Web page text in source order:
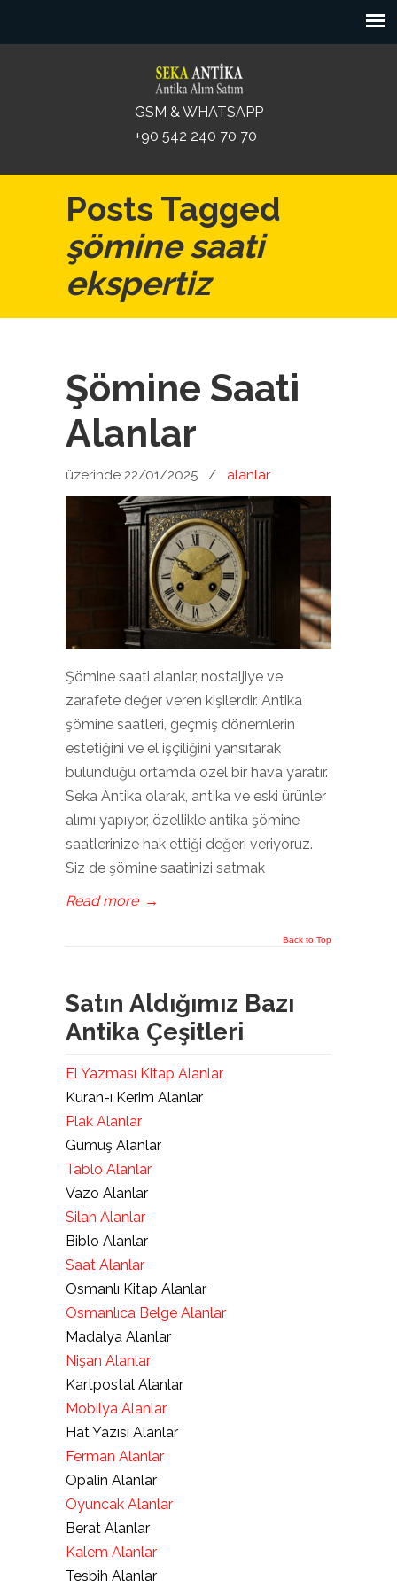
GSM & WHATSAPP
+90 542 240 70 70
Posts Tagged
şömine saati
ekspertiz
Şömine Saati
Alanlar
üzerinde 22/01/2025 / alanlar
Şömine saati alanlar, nostaljiye ve
zarafete değer veren kişilerdir. Antika
şömine saatleri, geçmiş dönemlerin
estetiğini ve el işçiliğini yansıtarak
bulunduğu ortamda özel bir hava yaratır.
Seka Antika olarak, antika ve eski ürünler
alımı yapıyor, özellikle antika şömine
saatlerinize hak ettiği değeri veriyoruz.
Siz de şömine saatinizi satmak
Read more →
Back to Top
Satın Aldığımız Bazı
Antika Çeşitleri
El Yazması Kitap Alanlar
Kuran-ı Kerim Alanlar
Plak Alanlar
Gümüş Alanlar
Tablo Alanlar
Vazo Alanlar
Silah Alanlar
Biblo Alanlar
Saat Alanlar
Osmanlı Kitap Alanlar
Osmanlıca Belge Alanlar
Madalya Alanlar
Nişan Alanlar
Kartpostal Alanlar
Mobilya Alanlar
Hat Yazısı Alanlar
Ferman Alanlar
Opalin Alanlar
Oyuncak Alanlar
Berat Alanlar
Kalem Alanlar
Tesbih Alanlar